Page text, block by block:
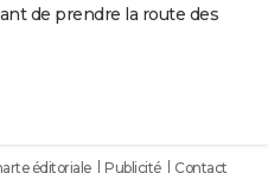
de prendre la route des
éditoriale Publicité Contact